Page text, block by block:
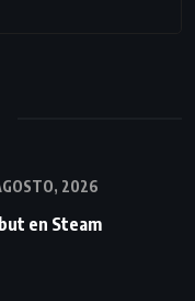
2026
en Steam